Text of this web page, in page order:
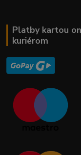
Platby kartou
kuriérom